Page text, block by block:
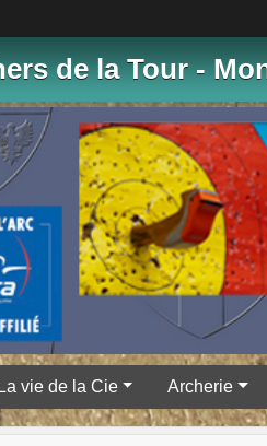
de la Tour -
La vie de la Cie Archerie